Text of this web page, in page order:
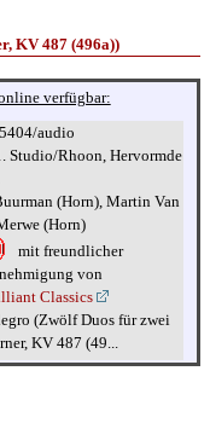
KV 487 (496a))
verfügbar:
audio
Studio/Rhoon, Hervormde
(Horn), Martin Van
(Horn)
mit freundlicher
von
Classics
(Zwölf Duos für zwei
KV 487 (49...